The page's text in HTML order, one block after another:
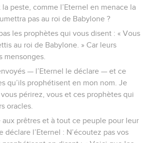
la peste, comme l’Eternel en menace la
pas au roi de Babylone ?
les prophètes qui vous disent : « Vous
au roi de Babylone. » Car leurs
mensonges.
— l’Eternel le déclare — et ce
qu’ils prophétisent en mon nom. Je
périrez, vous et ces prophètes qui
oracles.
aux prêtres et à tout ce peuple pour leur
l’Eternel : N’écoutez pas vos